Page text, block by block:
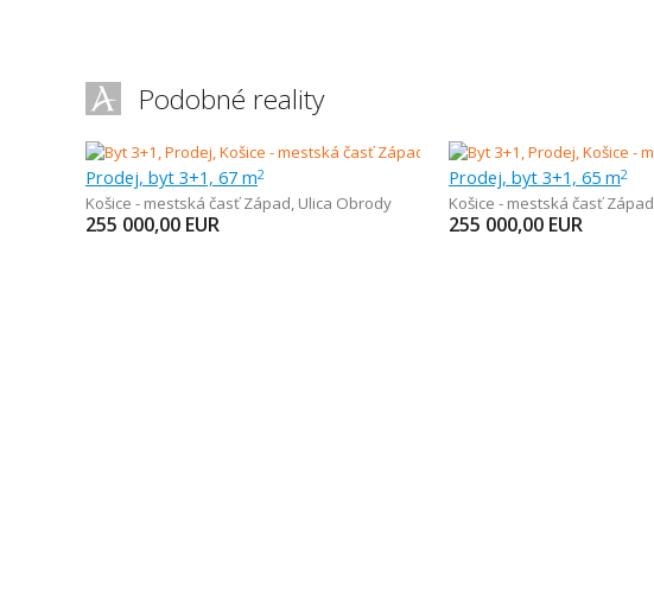
Podobné reality
Prodej, byt 3+1, 67 m2
Košice - mestská časť Západ, Ulica Obrody
255 000,00 EUR
Prodej, byt 3+1, 65 m2
Košice - mestská časť Západ
255 000,00 EUR